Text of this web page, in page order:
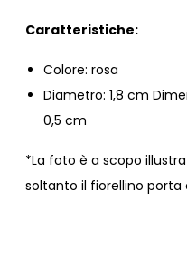
Caratteristiche:
Colore: rosa
Diametro: 1,8 cm
0,5 cm
*La foto è a scopo
soltanto il fiorellino porta